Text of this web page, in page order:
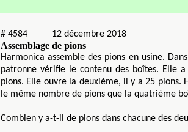
# 4584 12 décembre 2018
Assemblage de pions
Harmonica assemble des pions en usine.
patronne vérifie le contenu des boîtes. Elle
pions. Elle ouvre la deuxième, il y a 25
le même nombre de pions que la quatrième
Combien y a-t-il de pions dans chacune des